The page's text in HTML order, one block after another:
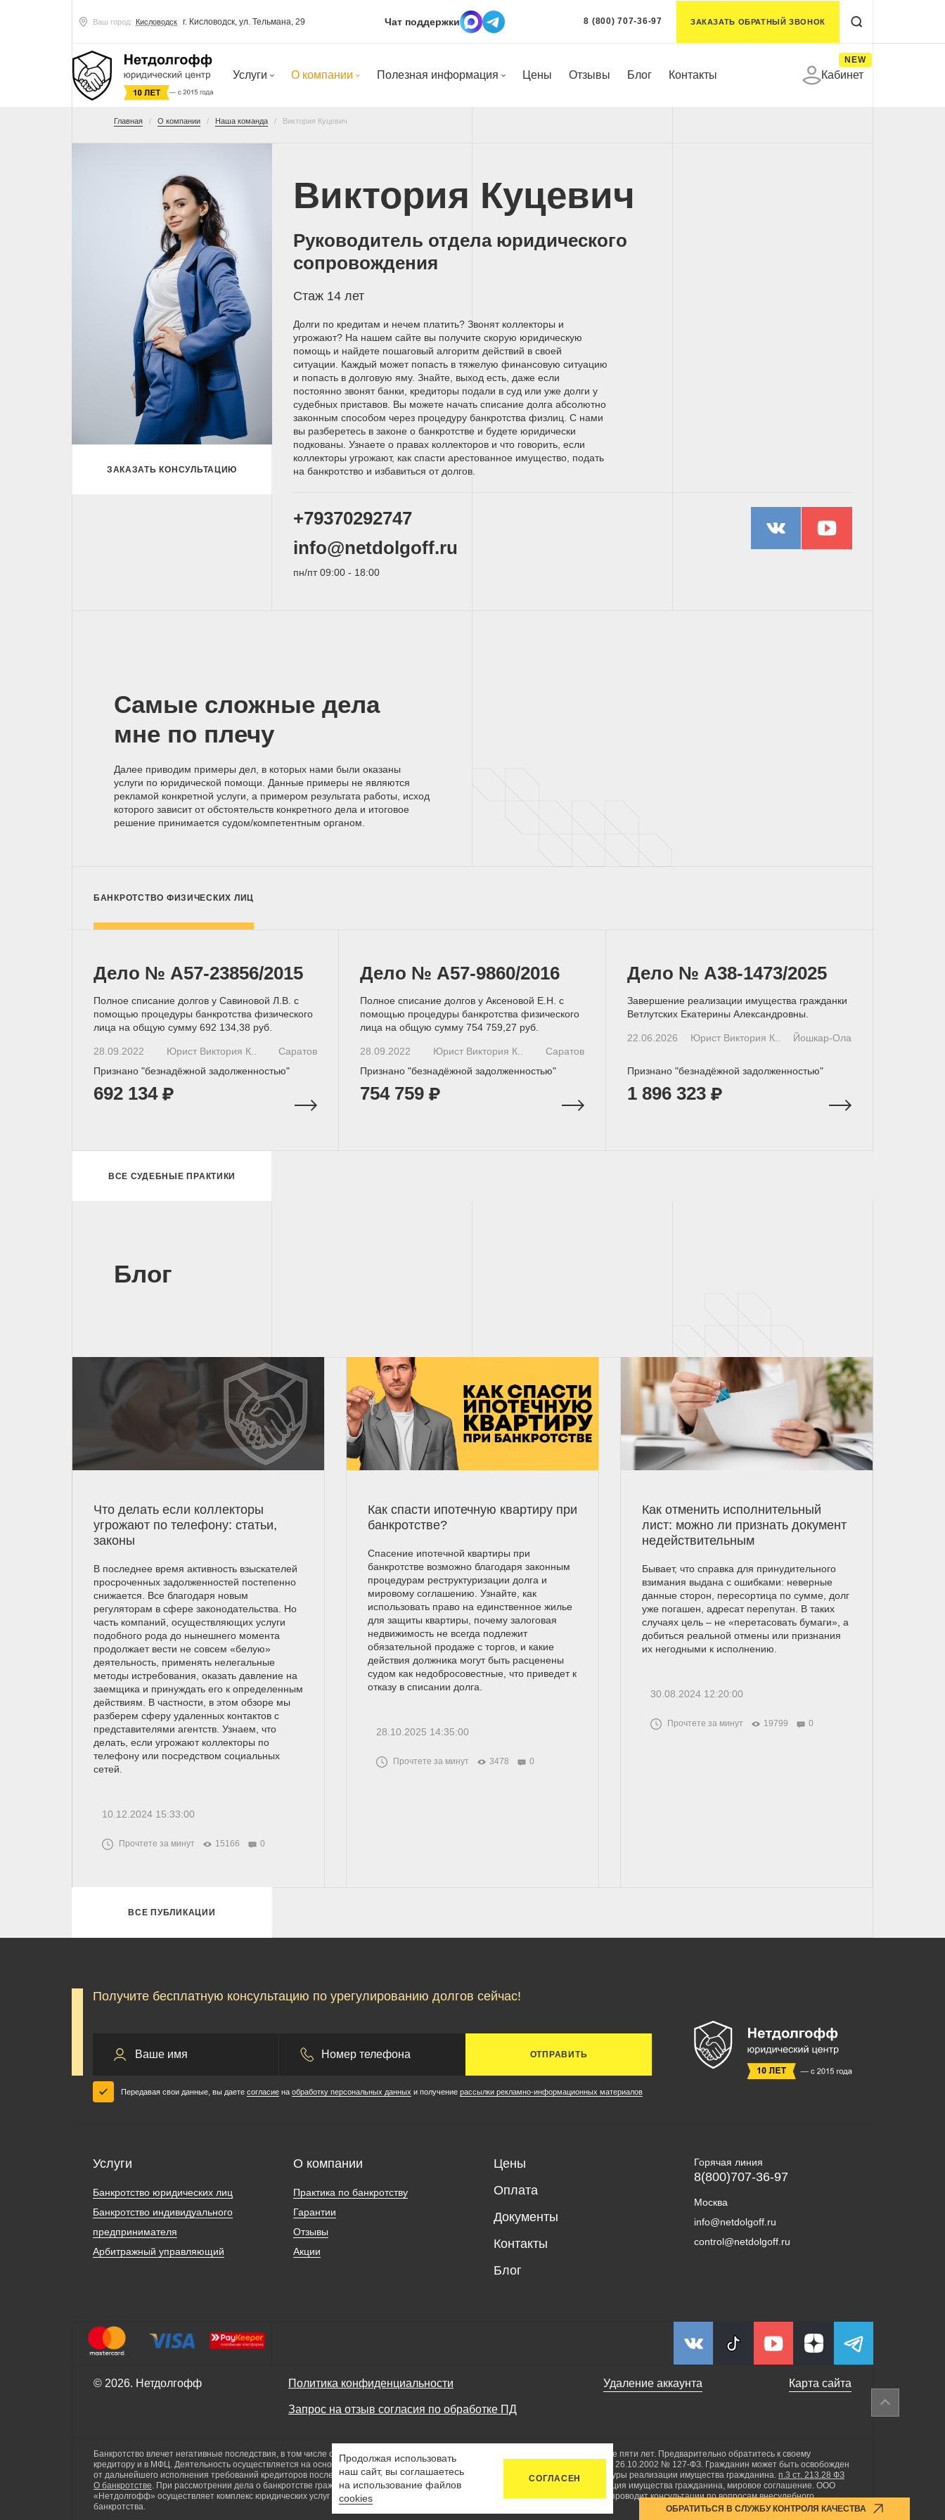
Ваш город: Кисловодск г. Кисловодск, ул. Тельмана, 29 Чат поддержки 8 (800) 707-36-97 ЗАКАЗАТЬ ОБРАТНЫЙ ЗВОНОК
Услуги О компании Полезная информация Цены Отзывы Блог Контакты Кабинет
NEW
Главная О компании Наша команда Виктория Куцевич
ЗАКАЗАТЬ КОНСУЛЬТАЦИЮ
Виктория Куцевич
Руководитель отдела юридического
сопровождения
Стаж 14 лет
Долги по кредитам и нечем платить? Звонят коллекторы и
угрожают? На нашем сайте вы получите скорую юридическую
помощь и найдете пошаговый алгоритм действий в своей
ситуации. Каждый может попасть в тяжелую финансовую ситуацию
и попасть в долговую яму. Знайте, выход есть, даже если
постоянно звонят банки, кредиторы подали в суд или уже долги у
судебных приставов. Вы можете начать списание долга абсолютно
законным способом через процедуру банкротства физлиц. С нами
вы разберетесь в законе о банкротстве и будете юридически
подкованы. Узнаете о правах коллекторов и что говорить, если
коллекторы угрожают, как спасти арестованное имущество, подать
на банкротство и избавиться от долгов.
+79370292747
info@netdolgoff.ru
пн/пт 09:00 - 18:00
Самые сложные дела
мне по плечу
Далее приводим примеры дел, в которых нами были оказаны
услуги по юридической помощи. Данные примеры не являются
рекламой конкретной услуги, а примером результата работы, исход
которого зависит от обстоятельств конкретного дела и итоговое
решение принимается судом/компетентным органом.
БАНКРОТСТВО ФИЗИЧЕСКИХ ЛИЦ
Дело № A57-23856/2015
Полное списание долгов у Савиновой Л.В. с
помощью процедуры банкротства физического
лица на общую сумму 692 134,38 руб.
28.09.2022 Юрист Виктория К..
Саратов
Признано "безнадёжной задолженностью"
692 134
Дело № A57-9860/2016
Полное списание долгов у Аксеновой Е.Н. с
помощью процедуры банкротства физического
лица на общую сумму 754 759,27 руб.
28.09.2022 Юрист Виктория К..
Саратов
Признано "безнадёжной задолженностью"
754 759
Дело № А38-1473/2025
Завершение реализации имущества гражданки
Ветлутских Екатерины Александровны.
22.06.2026 Юрист Виктория К.. Йошкар-Ола
Признано "безнадёжной задолженностью"
1 896 323
ВСЕ СУДЕБНЫЕ ПРАКТИКИ
Блог
Что делать если коллекторы
угрожают по телефону: статьи,
законы
В последнее время активность взыскателей
просроченных задолженностей постепенно
снижается. Все благодаря новым
регуляторам в сфере законодательства. Но
часть компаний, осуществляющих услуги
подобного рода до нынешнего момента
продолжает вести не совсем «белую»
деятельность, применять нелегальные
методы истребования, оказать давление на
заемщика и принуждать его к определенным
действиям. В частности, в этом обзоре мы
разберем сферу удаленных контактов с
представителями агентств. Узнаем, что
делать, если угрожают коллекторы по
телефону или посредством социальных
сетей.
10.12.2024 15:33:00
Прочтете за минут 15166 0
Как спасти ипотечную квартиру при
банкротстве?
Спасение ипотечной квартиры при
банкротстве возможно благодаря законным
процедурам реструктуризации долга и
мировому соглашению. Узнайте, как
использовать право на единственное жилье
для защиты квартиры, почему залоговая
недвижимость не всегда подлежит
обязательной продаже с торгов, и какие
действия должника могут быть расценены
судом как недобросовестные, что приведет к
отказу в списании долга.
28.10.2025 14:35:00
Прочтете за минут 3478 0
Как отменить исполнительный
лист: можно ли признать документ
недействительным
Бывает, что справка для принудительного
взимания выдана с ошибками: неверные
данные сторон, пересортица по сумме, долг
уже погашен, адресат перепутан. В таких
случаях цель – не «перетасовать бумаги», а
добиться реальной отмены или признания
их негодными к исполнению.
30.08.2024 12:20:00
Прочтете за минут 19799 0
ВСЕ ПУБЛИКАЦИИ
Продолжая использовать
наш сайт, вы соглашаетесь
на использование файлов
cookies
СОГЛАСЕН
Получите бесплатную консультацию по урегулированию долгов сейчас!
ОТПРАВИТЬ
Передавая свои данные, вы даете согласие на обработку персональных данных и получение рассылки рекламно-информационных материалов
Услуги
Банкротство юридических лиц
Банкротство индивидуального
предпринимателя
Арбитражный управляющий
О компании
Практика по банкротству
Гарантии
Отзывы
Акции
Цены
Оплата
Документы
Контакты
Блог
Горячая линия
8(800)707-36-97
Москва
info@netdolgoff.ru
control@netdolgoff.ru
© 2026. Нетдолгофф Политика конфиденциальности
Запрос на отзыв согласия по обработке ПД
Удаление аккаунта Карта сайта
Банкротство влечет негативные последствия, в том числе ограничения на получение кредита и повторное банкротство в течение пяти лет. Предварительно обратитесь к своему
кредитору и в МФЦ. Деятельность осуществляется на основании Федерального закона «О несостоятельности (банкротстве)» от 26.10.2002 № 127-ФЗ. Гражданин может быть освобожден
от дальнейшего исполнения требований кредиторов после вынесения Арбитражным судом определения о завершении процедуры реализации имущества гражданина. п.3 ст. 213.28 ФЗ
О банкротстве. При рассмотрении дела о банкротстве гражданина применяются реструктуризация долгов гражданина, реализация имущества гражданина, мировое соглашение. ООО
«Нетдолгофф» осуществляет комплекс юридических услуг по сопровождению процедуры банкротства физических лиц, а также проводит консультации по вопросам внесудебного
банкротства.
ОБРАТИТЬСЯ В СЛУЖБУ КОНТРОЛЯ КАЧЕСТВА